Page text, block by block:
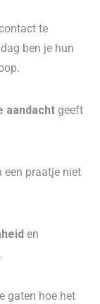
te
ben je hun
aandachtgeeft
een praatje niet
en
gaten hoe het